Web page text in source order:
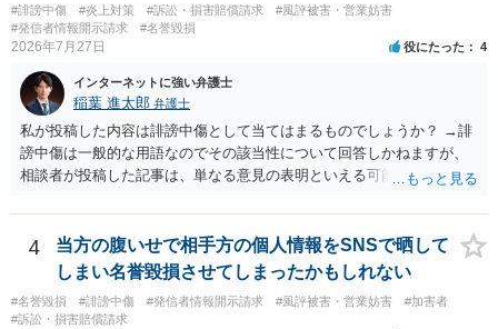
め、口外禁止条項によって自らを縛られてしまうと困るようなケース
（例えば弁護団事件でマスコミ等へ公表する必要があるケース等）で
は、口外禁止の範囲を特定・限定する等の工夫をすることがあります
が、個人間の紛争で、合意後もみだりに紛争情報を口外することそれ
自体が異常事態であって、相手方への抑止効果として口外禁止条項を
設定しておく方が望ましい場合が多いと思われます（上記のとおり、
口外禁止条項は、違反した際の違約金条項とワンセットにすることで
効果を発揮するといえます）。
#誹謗中傷 #炎上対策 #訴訟・損害賠償請求
#風評被害・営業妨害
#発信者情報開示請求
#名誉毀損
2026年7月27日 役にたった 4
インターネットに強い弁護士
稲葉 進太郎 弁護士
私が投稿した内容は誹謗中傷として当てはまるものでしょうか？ →誹
謗中傷は一般的な用語なのでその該当性について回答しかねますが、
相談者が投稿した記事は、単なる意見の表明といえる可能性が高く、
て、開示請求が認められたり、民事裁判や刑事裁判に発展しうるもの
でしょうか？ →権利侵害や、名誉毀損・侮辱に該当する可能性が低い
ため、民事裁判や刑事裁判に発展することはあまり考えられないよう
に思われます。
4
当方の腹いせで相手方の個人情報をSNSで晒して
しまい名誉毀損させてしまったかもしれない
#名誉毀損 #誹謗中傷 #発信者情報開示請求 #風評被害・営業妨害
#加害者
#訴訟・損害賠償請求